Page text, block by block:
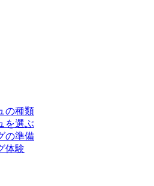
の種類
を選ぶ
の準備
体験